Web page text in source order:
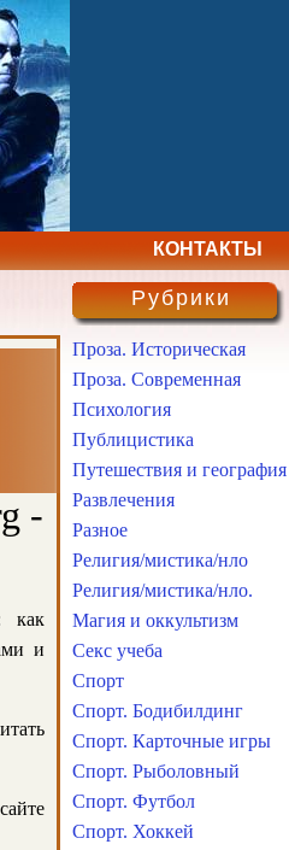
КОНТАКТЫ
-
как
и
Рубрики
Проза. Историческая
Проза. Современная
Психология
Публицистика
Путешествия и география
Развлечения
Разное
Религия/мистика/нло
Религия/мистика/нло.
Магия и оккультизм
Секс учеба
Спорт
Спорт. Бодибилдинг
Спорт. Карточные игры
Спорт. Рыболовный
Спорт. Футбол
Спорт. Хоккей